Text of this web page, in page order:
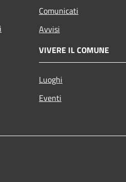
Comunicati
Avvisi
VIVERE IL COMUNE
Luoghi
Eventi